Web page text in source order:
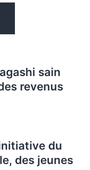
sain
revenus
du
des jeunes